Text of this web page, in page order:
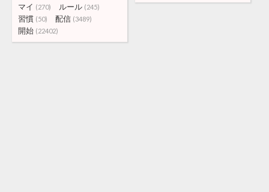
マイ (270) ルール (245)
習慣 (50) 配信 (3489)
開始 (22402)